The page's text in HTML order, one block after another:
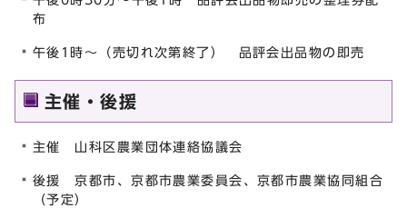
布
午後1時～（売切れ次第終了） 品評会出品物の即売
主催・後援
主催 山科区農業団体連絡協議会
後援 京都市、京都市農業委員会、京都市農業協同組合
（予定）